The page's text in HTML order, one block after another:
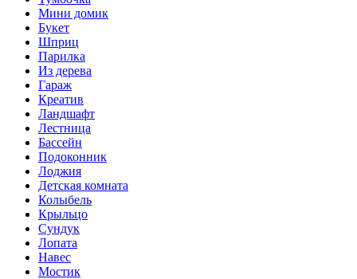
Мини домик
Букет
Шприц
Парилка
Из дерева
Гараж
Креатив
Ландшафт
Лестница
Бассейн
Подоконник
Лоджия
Детская комната
Колыбель
Крыльцо
Сундук
Лопата
Навес
Мостик